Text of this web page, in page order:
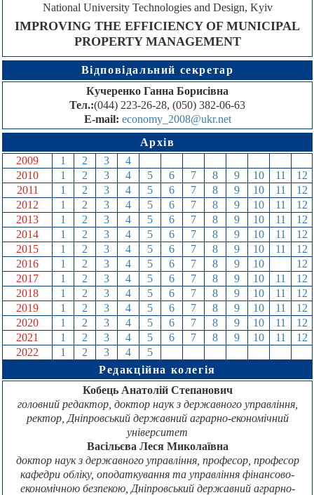
National University Technologies and Design, Kyiv
IMPROVING THE EFFICIENCY OF MUNICIPAL
PROPERTY MANAGEMENT
Відповідальний секретар
Кучеренко Ганна Борисівна
Тел.:(044) 223-26-28, (050) 382-06-63
E-mail: economy_2008@ukr.net
Архів
2009
1 2 3 4
2010
1 2 3 4 5 6 7 8 9 10 11
12
2011
1 2 3 4 5 6 7 8 9 10 11
12
2012
1 2 3 4 5 6 7 8 9 10 11
12
2013
1 2 3 4 5 6 7 8 9 10 11
12
2014
1 2 3 4 5 6 7 8 9 10 11
12
2015
1 2 3 4 5 6 7 8 9 10 11
12
2016
1 2 3 4 5 6 7 8 9 10
12
2017
1 2 3 4 5 6 7 8 9 10 11
12
2018
1 2 3 4 5 6 7 8 9 10 11
12
2019
1 2 3 4 5 6 7 8 9 10 11
12
2020
1 2 3 4 5 6 7 8 9 10 11
12
2021
1 2 3 4 5 6 7 8 9 10 11
12
2022
1 2 3 4 5
Редакційна колегія
Кобець Анатолій Степанович
головний редактор, доктор наук з державного управління,
ректор, Дніпровський державний аграрно-економічний
університет
Васільєва Леся Миколаївна
доктор наук з державного управління, професор, професор
кафедри обліку, оподаткування та управління фінансово-
економічною безпекою, Дніпровський державний аграрно-